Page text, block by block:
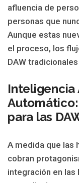
afluencia de
personas que
Aunque estas
el proceso, los
DAW
Inteligencia
para las
A medida que las
cobran
integración en las